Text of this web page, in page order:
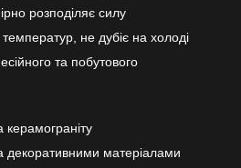
розподіляє силу
не дубіє на холоді
та побутового
керамограніту
декоративними матеріалами